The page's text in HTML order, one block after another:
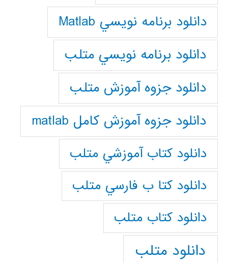
دانلود برنامه نويسي Matlab
دانلود برنامه نويسي متلب
دانلود جزوه آموزش متلب
دانلود جزوه آموزش کامل matlab
دانلود كتاب آموزشي متلب
دانلود كتا ب فارسي متلب
دانلود كتاب متلب
دانلود متلب